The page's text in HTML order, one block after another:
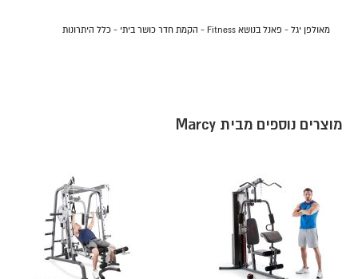
מאולפן יגל - פאנל בנושא Fitness - הקמת חדר כושר ביתי - כלל היתרונות
מוצרים נוספים מבית Marcy